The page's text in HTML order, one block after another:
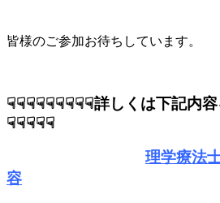
皆様のご参加お待ちしています。
☟☟☟☟☟☟☟☟☟詳しくは下記内
☟☟☟☟☟
理学療法
容